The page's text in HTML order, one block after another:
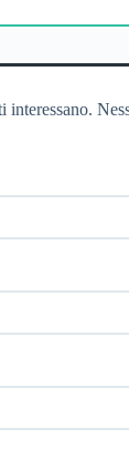
interessano.